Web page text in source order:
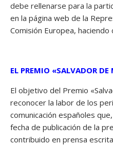
debe rellenarse para la
en la página web de la
Comisión Europea, haciendo
EL PREMIO «SALVADOR
El objetivo del Premio
reconocer la labor de los
comunicación españoles
fecha de publicación de la
contribuido en prensa